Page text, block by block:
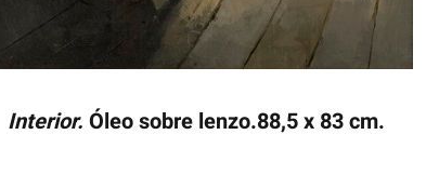
Interior. Óleo sobre lenzo.88,5 x 83 cm.